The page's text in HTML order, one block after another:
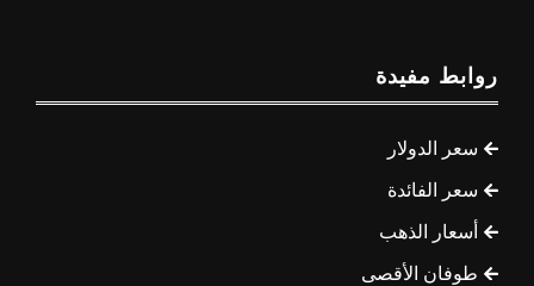
روابط مفيدة
سعر الدولار
سعر الفائدة
أسعار الذهب
طوفان الأقصى